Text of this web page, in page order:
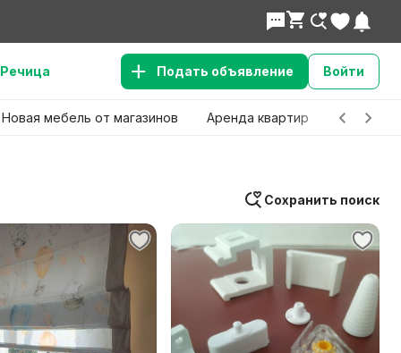
Речица Подать объявление Войти
Новая мебель от магазинов Аренда квартир Детские
Сохранить поиск